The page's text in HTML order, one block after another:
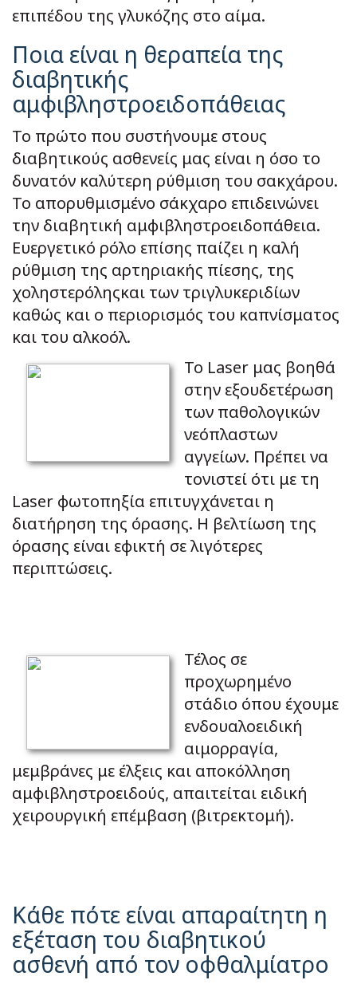
επιπέδου της γλυκόζης στο αίμα.
Ποια είναι η θεραπεία της
διαβητικής
αμφιβληστροειδοπάθειας
Το πρώτο που συστήνουμε στους
διαβητικούς ασθενείς μας είναι η όσο το
δυνατόν καλύτερη ρύθμιση του σακχάρου.
Το απορυθμισμένο σάκχαρο επιδεινώνει
την διαβητική αμφιβληστροειδοπάθεια.
Ευεργετικό ρόλο επίσης παίζει η καλή
ρύθμιση της αρτηριακής πίεσης, της
χοληστερόληςκαι των τριγλυκεριδίων
καθώς και ο περιορισμός του καπνίσματος
και του αλκοόλ.
To Laser μας βοηθά
στην εξουδετέρωση
των παθολογικών
νεόπλαστων
αγγείων. Πρέπει να
τονιστεί ότι με τη
Laser φωτοπηξία επιτυγχάνεται η
διατήρηση της όρασης. Η βελτίωση της
όρασης είναι εφικτή σε λιγότερες
περιπτώσεις.
Τέλος σε
προχωρημένο
στάδιο όπου έχουμε
ενδουαλοειδική
αιμορραγία,
μεμβράνες με έλξεις και αποκόλληση
αμφιβληστροειδούς, απαιτείται ειδική
χειρουργική επέμβαση (βιτρεκτομή).
Κάθε πότε είναι απαραίτητη η
εξέταση του διαβητικού
ασθενή από τον οφθαλμίατρο